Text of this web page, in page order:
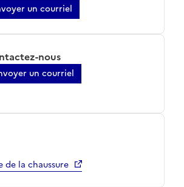
un courriel
nous
un courriel
de la chaussure